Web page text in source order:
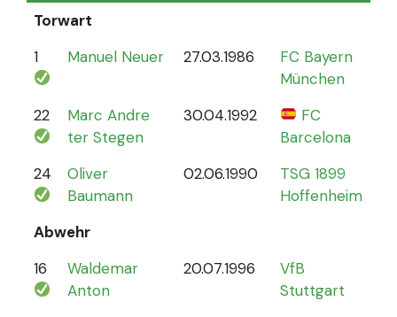
Torwart
1
Manuel Neuer 27.03.1986
FC Bayern
München
22
Marc Andre
ter Stegen
30.04.1992
FC
Barcelona
24
Oliver
Baumann
02.06.1990
TSG 1899
Hoffenheim
Abwehr
16
Waldemar
Anton
20.07.1996
VfB
Stuttgart